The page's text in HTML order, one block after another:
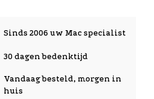
Sinds 2006 uw Mac specialist
30 dagen bedenktijd
Vandaag besteld, morgen in
huis